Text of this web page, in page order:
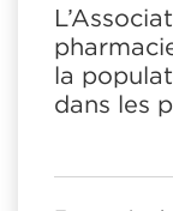
la
dans les